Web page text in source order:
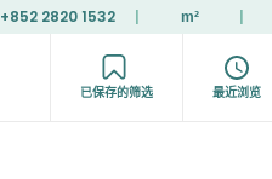
+852 2820 1532 m²
已保存的筛选 最近浏览